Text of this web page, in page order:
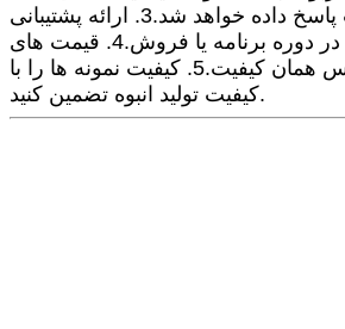
ظرف 24 ساعت پاسخ داده خواهد شد.3. ارائه پشتیبانی
برای حل مشکل در دوره برنامه یا فروش.4. قیمت های
رقابتی بر اساس همان کیفیت.5. کیفیت نمونه ها را با
کیفیت تولید انبوه تضمین کنید.